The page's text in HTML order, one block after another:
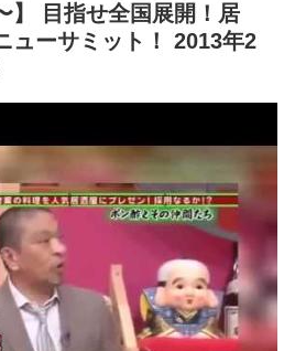
】 目指せ全国展開！居
ューサミット！ 2013年2